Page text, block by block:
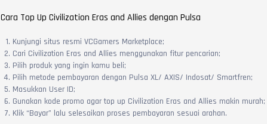
Cara Top Up Civilization Eras and Allies dengan Pulsa
Kunjungi situs resmi VCGamers Marketplace;
Cari Civilization Eras and Allies menggunakan fitur pencarian;
Pilih produk yang ingin kamu beli;
Pilih metode pembayaran dengan Pulsa XL/ AXIS/ Indosat/ Smartfren;
Masukkan User ID;
Gunakan kode promo agar top up Civilization Eras and Allies makin murah;
Klik “Bayar” lalu selesaikan proses pembayaran sesuai arahan.